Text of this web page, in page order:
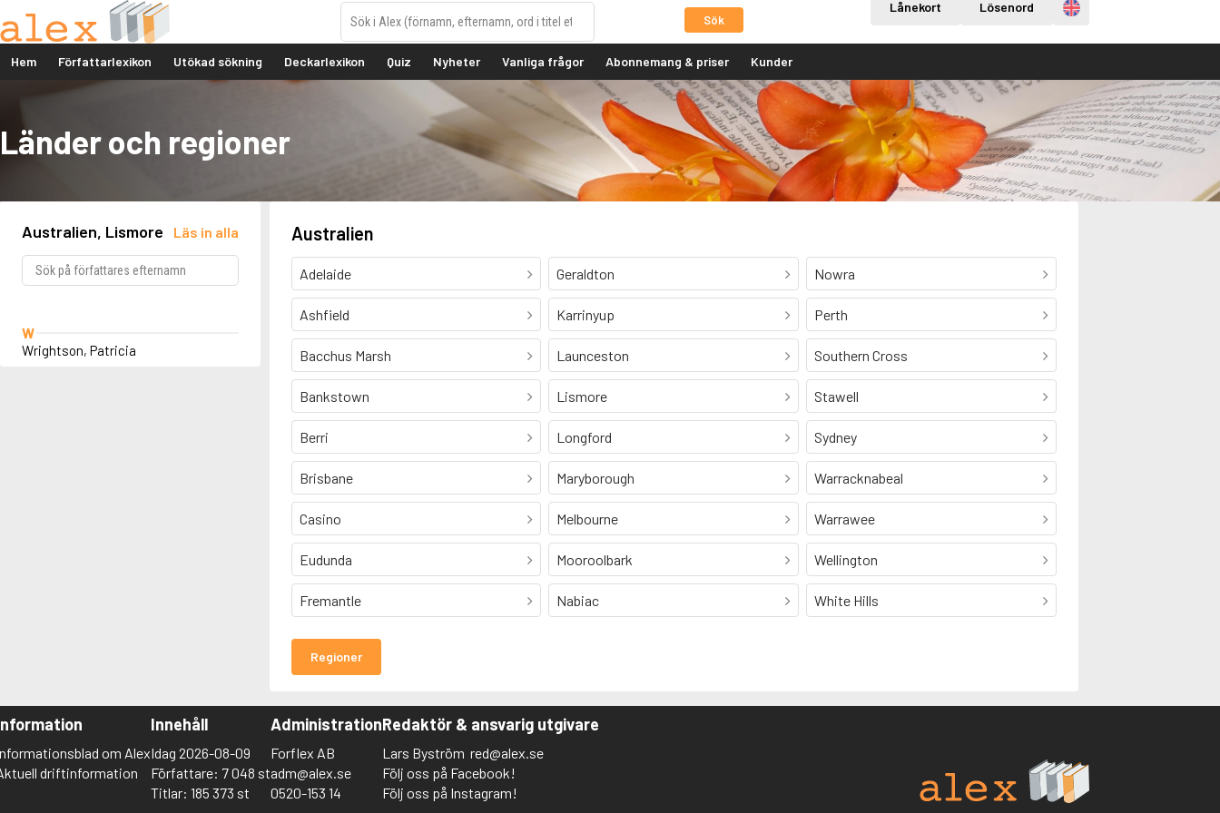
Sök
Lånekort Lösenord Engelska
Hem Författarlexikon Utökad sökning Deckarlexikon Quiz Nyheter Vanliga frågor Abonnemang & priser Kunder
Länder och regioner
Australien, Lismore Läs in alla
W
Wrightson, Patricia
Australien
Adelaide
Ashfield
Bacchus Marsh
Bankstown
Berri
Brisbane
Casino
Eudunda
Fremantle
Geraldton
Karrinyup
Launceston
Lismore
Longford
Maryborough
Melbourne
Mooroolbark
Nabiac
Nowra
Perth
Southern Cross
Stawell
Sydney
Warracknabeal
Warrawee
Wellington
White Hills
Regioner
om Alex
driftinformation
Innehåll
Idag 2026-08-09
Författare: 7 048 st
Titlar: 185 373 st
Administration
Forflex AB
adm@alex.se
0520-153 14
Redaktör & ansvarig utgivare
Lars Byström red@alex.se
Följ oss på Facebook!
Följ oss på Instagram!